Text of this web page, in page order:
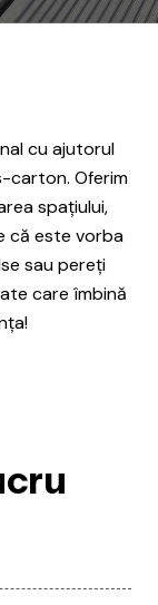
cu ajutorul
carton. Oferim
spațiului,
că este vorba
sau pereți
care îmbină